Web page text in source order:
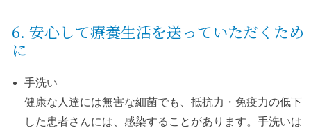
6. 安心して療養生活を送っていただくため
に
手洗い
健康な人達には無害な細菌でも、抵抗力・免疫力の低下
した患者さんには、感染することがあります。手洗いは